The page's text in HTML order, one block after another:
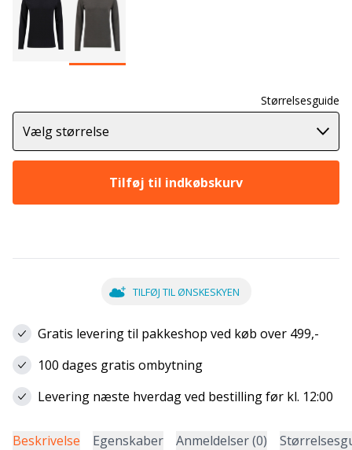
Størrelsesguide
Vælg størrelse
Tilføj til indkøbskurv
TILFØJ TIL ØNSKESKYEN
Gratis levering til pakkeshop ved køb over 499,-
100 dages gratis ombytning
Levering næste hverdag ved bestilling før kl. 12:00
Beskrivelse Egenskaber Anmeldelser (0)